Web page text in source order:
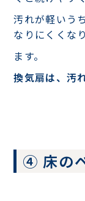
汚れが軽いう
なりにくくなり
ます。
換気扇は、汚
④ 床の